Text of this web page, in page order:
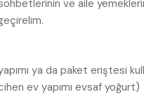
ve aile
ya da paket eriştesi
ev yapımı evsaf yoğurt)